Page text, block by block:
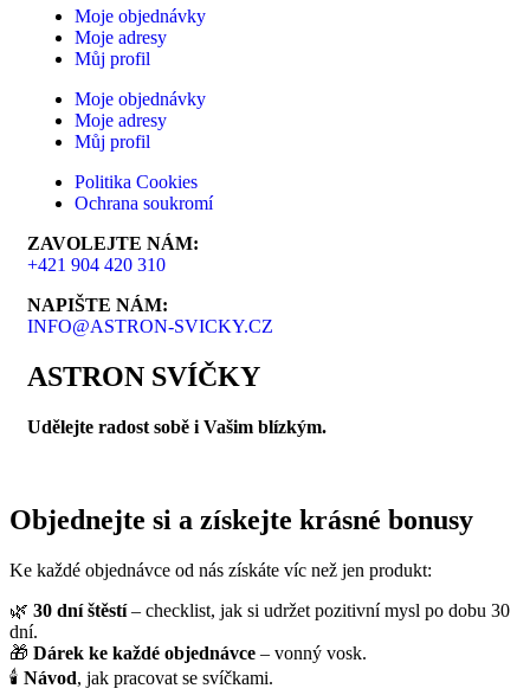
Moje objednávky
Moje adresy
Můj profil
Moje objednávky
Moje adresy
Můj profil
Politika Cookies
Ochrana soukromí
ZAVOLEJTE NÁM:
+421 904 420 310
NAPIŠTE NÁM:
INFO@ASTRON-SVICKY.CZ
ASTRON SVÍČKY
Udělejte radost sobě i Vašim blízkým.
Objednejte si a získejte krásné bonusy
Ke každé objednávce od nás získáte víc než jen produkt:
🌿 30 dní štěstí– checklist, jak si udržet pozitivní mysl po dobu 30
dní.
🎁 Dárek ke každé objednávce – vonný vosk.
🕯️ Návod, jak pracovat se svíčkami.